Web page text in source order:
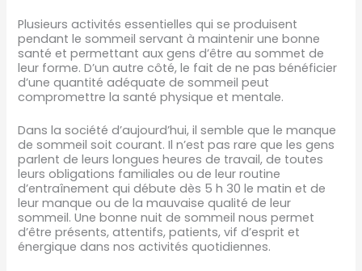
Plusieurs activités essentielles qui se produisent
pendant le sommeil servant à maintenir une bonne
santé et permettant aux gens d’être au sommet de
leur forme. D’un autre côté, le fait de ne pas bénéficier
d’une quantité adéquate de sommeil peut
compromettre la santé physique et mentale.
Dans la société d’aujourd’hui, il semble que le manque
de sommeil soit courant. Il n’est pas rare que les gens
parlent de leurs longues heures de travail, de toutes
leurs obligations familiales ou de leur routine
d’entraînement qui débute dès 5 h 30 le matin et de
leur manque ou de la mauvaise qualité de leur
sommeil. Une bonne nuit de sommeil nous permet
d’être présents, attentifs, patients, vif d’esprit et
énergique dans nos activités quotidiennes.